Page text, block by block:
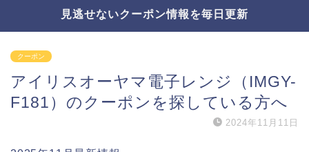
見逃せないクーポン情報を毎日更新
クーポン
アイリスオーヤマ電子レンジ（IMGY-
F181）のクーポンを探している方へ
2024年11月11日